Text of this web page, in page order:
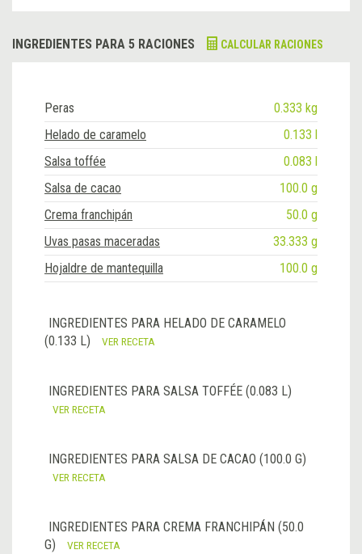
INGREDIENTES PARA 5 RACIONES CALCULAR RACIONES
Peras
0.333 kg
Helado de caramelo
0.133 l
Salsa toffée
0.083 l
Salsa de cacao
100.0 g
Crema franchipán
50.0 g
Uvas pasas maceradas
33.333 g
Hojaldre de mantequilla
100.0 g
INGREDIENTES PARA HELADO DE CARAMELO
(0.133 L)
VER RECETA
INGREDIENTES PARA SALSA TOFFÉE (0.083 L)
VER RECETA
INGREDIENTES PARA SALSA DE CACAO (100.0 G)
VER RECETA
INGREDIENTES PARA CREMA FRANCHIPÁN (50.0
G)
VER RECETA